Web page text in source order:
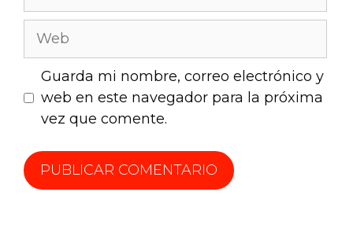
Guarda mi nombre, correo electrónico y
web en este navegador para la próxima
vez que comente.